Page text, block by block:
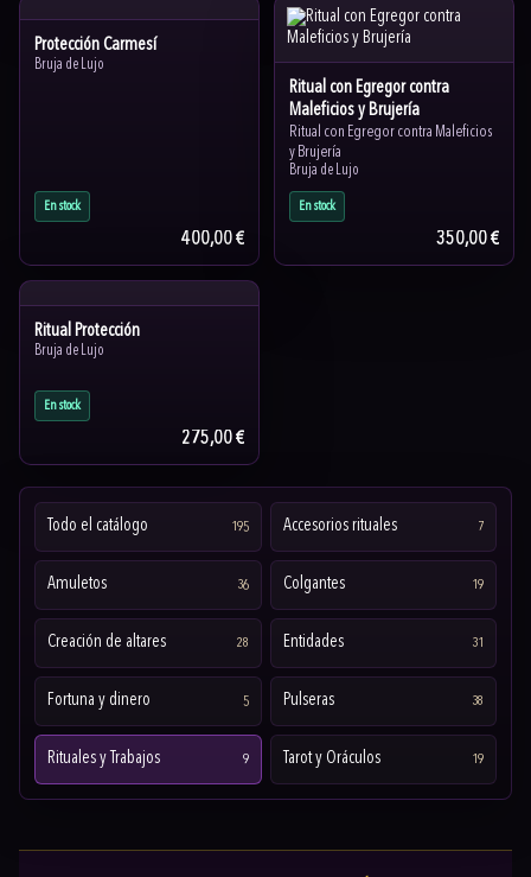
Todo el catálogo 195 Accesorios rituales 7
Amuletos 36 Colgantes 19
Creación de altares 28 Entidades 31
Fortuna y dinero 5 Pulseras 38
Rituales y Trabajos 9 Tarot y Oráculos 19
Protección Carmesí
Bruja de Lujo
En stock
400,00 €
Ritual con Egregor contra
Maleficios y Brujería
Ritual con Egregor contra Maleficios
y Brujería
Bruja de Lujo
En stock
350,00 €
Ritual Protección
Bruja de Lujo
En stock
275,00 €